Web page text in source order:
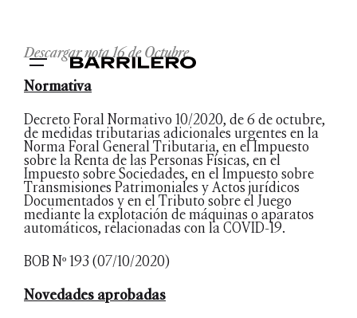
Descargar nota 16 de Octubre
Normativa
Decreto Foral Normativo 10/2020, de 6 de octubre,
de medidas tributarias adicionales urgentes en la
Norma Foral General Tributaria, en el Impuesto
sobre la Renta de las Personas Físicas, en el
Impuesto sobre Sociedades, en el Impuesto sobre
Transmisiones Patrimoniales y Actos jurídicos
Documentados y en el Tributo sobre el Juego
mediante la explotación de máquinas o aparatos
automáticos, relacionadas con la COVID-19.
BOB Nº 193 (07/10/2020)
Novedades aprobadas